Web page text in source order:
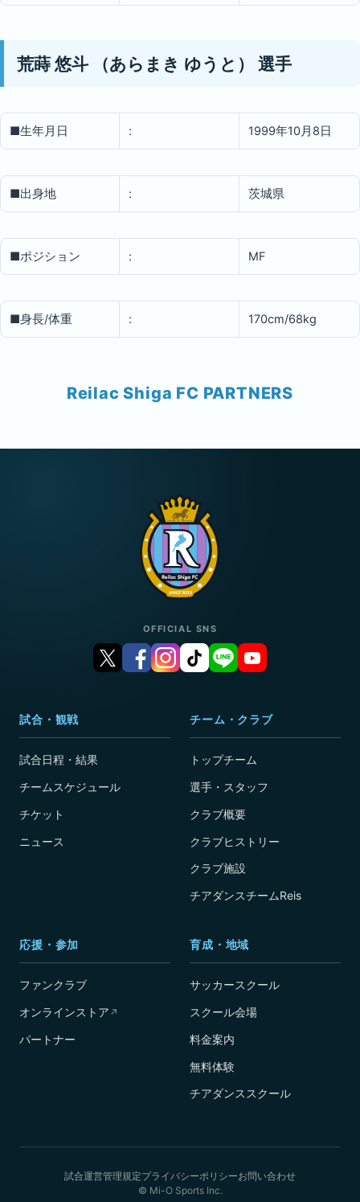
荒蒔 悠斗 （あらまき ゆうと） 選手
■生年月日 : 1999年10月8日
■出身地 : 茨城県
■ポジション : MF
■身長/体重 : 170cm/68kg
Reilac Shiga FC PARTNERS
OFFICIAL SNS
試合・観戦
試合日程・結果
チームスケジュール
チケット
ニュース
チーム・クラブ
トップチーム
選手・スタッフ
クラブ概要
クラブヒストリー
クラブ施設
チアダンスチームReis
応援・参加
ファンクラブ
オンラインストア ↗
パートナー
育成・地域
サッカースクール
スクール会場
料金案内
無料体験
チアダンススクール
試合運営管理規定プライバシーポリシーお問い合わせ
© Mi-O Sports Inc.